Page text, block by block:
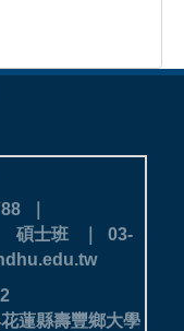
｜
碩士班 ｜ 03-
0202
蓮縣壽豐鄉大學